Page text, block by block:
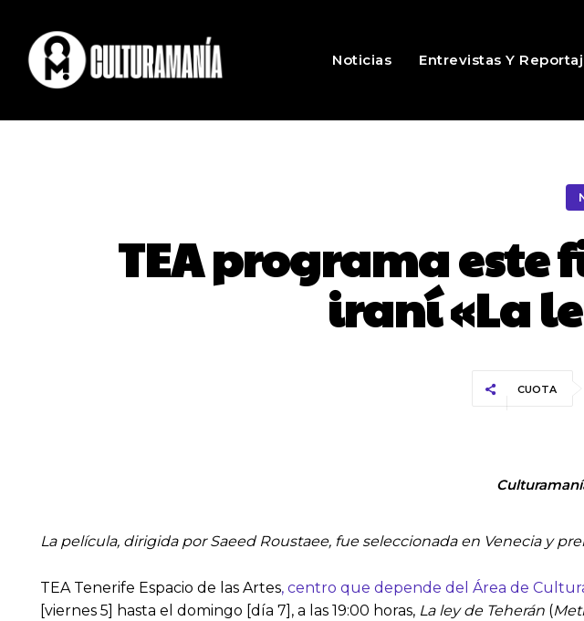
Noticias Entrevistas Y
TEA programa
iraní «La
CUOTA
La película, dirigida por Saeed Roustaee, fue seleccionada en Venecia y
TEA Tenerife Espacio de las Artes, centro que depende del Área de
[viernes 5] hasta el domingo [día 7], a las 19:00 horas, La ley de Teherán (